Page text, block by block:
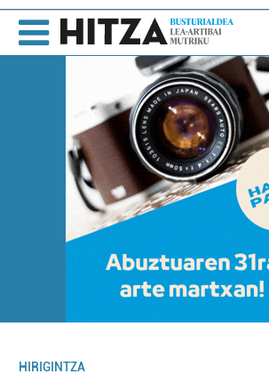
HIRIGINTZA